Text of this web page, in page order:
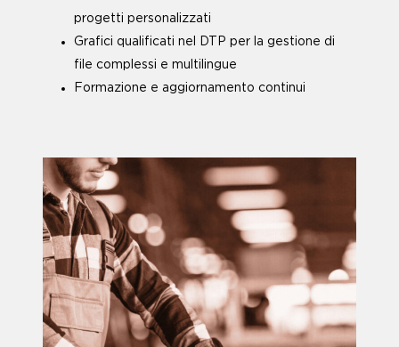
progetti personalizzati
Grafici qualificati nel DTP per la gestione di
file complessi e multilingue
Formazione e aggiornamento continui